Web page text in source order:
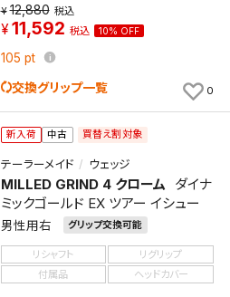
12,880 税込
11,592 税込 10% OFF
105 pt
交換グリップ一覧 0
新入荷 中古 買替え割対象
テーラーメイド ウェッジ
MILLED GRIND 4 クローム
ダイナ
ミックゴールド EX ツアー イシュー
男性用右 グリップ交換可能
リシャフト
リグリップ
付属品
ヘッドカバー